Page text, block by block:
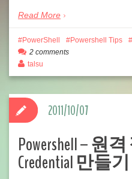
Read More
PowerShell Powershell Tips
2 comments
talsu
Powershell – 원
Credential 만들기
2011/10/07